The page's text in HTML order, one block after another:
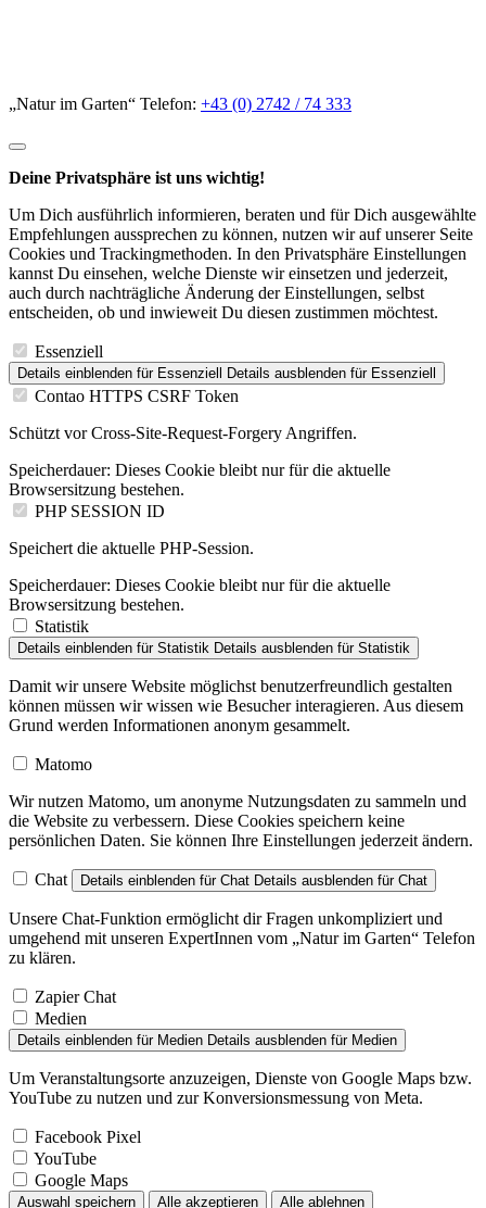
„Natur im Garten“ Telefon: +43 (0) 2742 / 74 333
Deine Privatsphäre ist uns wichtig!
Um Dich ausführlich informieren, beraten und für Dich ausgewählte
Empfehlungen aussprechen zu können, nutzen wir auf unserer Seite
Cookies und Trackingmethoden. In den Privatsphäre Einstellungen
kannst Du einsehen, welche Dienste wir einsetzen und jederzeit,
auch durch nachträgliche Änderung der Einstellungen, selbst
entscheiden, ob und inwieweit Du diesen zustimmen möchtest.
Essenziell
Details einblenden für Essenziell Details ausblenden für Essenziell
Contao HTTPS CSRF Token
Schützt vor Cross-Site-Request-Forgery Angriffen.
Speicherdauer: Dieses Cookie bleibt nur für die aktuelle
Browsersitzung bestehen.
PHP SESSION ID
Speichert die aktuelle PHP-Session.
Speicherdauer: Dieses Cookie bleibt nur für die aktuelle
Browsersitzung bestehen.
Statistik
Details einblenden für Statistik Details ausblenden für Statistik
Damit wir unsere Website möglichst benutzerfreundlich gestalten
können müssen wir wissen wie Besucher interagieren. Aus diesem
Grund werden Informationen anonym gesammelt.
Matomo
Wir nutzen Matomo, um anonyme Nutzungsdaten zu sammeln und
die Website zu verbessern. Diese Cookies speichern keine
persönlichen Daten. Sie können Ihre Einstellungen jederzeit ändern.
Chat Details einblenden für Chat Details ausblenden für Chat
Unsere Chat-Funktion ermöglicht dir Fragen unkompliziert und
umgehend mit unseren ExpertInnen vom „Natur im Garten“ Telefon
zu klären.
Zapier Chat
Medien
Details einblenden für Medien Details ausblenden für Medien
Um Veranstaltungsorte anzuzeigen, Dienste von Google Maps bzw.
YouTube zu nutzen und zur Konversionsmessung von Meta.
Facebook Pixel
YouTube
Google Maps
Auswahl speichern Alle akzeptieren Alle ablehnen